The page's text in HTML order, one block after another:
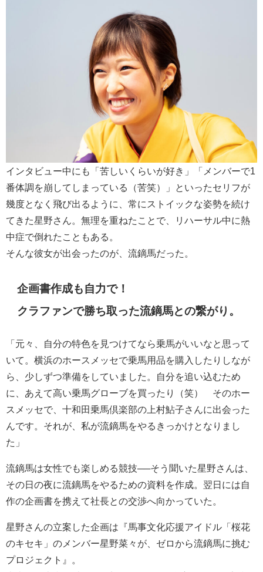
インタビュー中にも「苦しいくらいが好き」「メンバーで1
番体調を崩してしまっている（苦笑）」といったセリフが
幾度となく飛び出るように、常にストイックな姿勢を続け
てきた星野さん。無理を重ねたことで、リハーサル中に熱
中症で倒れたこともある。
そんな彼女が出会ったのが、流鏑馬だった。
企画書作成も自力で！
クラファンで勝ち取った流鏑馬との繋がり。
「元々、自分の特色を見つけてなら乗馬がいいなと思って
いて。横浜のホースメッセで乗馬用品を購入したりしなが
ら、少しずつ準備をしていました。自分を追い込むため
に、あえて高い乗馬グローブを買ったり（笑） そのホー
スメッセで、十和田乗馬倶楽部の上村鮎子さんに出会った
んです。それが、私が流鏑馬をやるきっかけとなりまし
た」
流鏑馬は女性でも楽しめる競技──そう聞いた星野さんは、
その日の夜に流鏑馬をやるための資料を作成。翌日には自
作の企画書を携えて社長との交渉へ向かっていた。
星野さんの立案した企画は『馬事文化応援アイドル「桜花
のキセキ」のメンバー星野菜々が、ゼロから流鏑馬に挑む
プロジェクト』。